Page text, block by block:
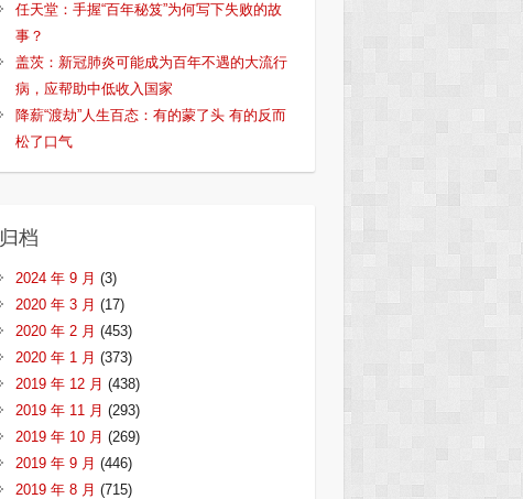
任天堂：手握“百年秘笈”为何写下失败的故
事？
盖茨：新冠肺炎可能成为百年不遇的大流行
病，应帮助中低收入国家
降薪“渡劫”人生百态：有的蒙了头 有的反而
松了口气
归档
2024 年 9 月 (3)
2020 年 3 月 (17)
2020 年 2 月 (453)
2020 年 1 月 (373)
2019 年 12 月 (438)
2019 年 11 月 (293)
2019 年 10 月 (269)
2019 年 9 月 (446)
2019 年 8 月 (715)